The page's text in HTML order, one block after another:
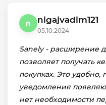
n nigajvadim121
05.10.2024
Sanely - расширение
позволяет получать
покупках. Это удобно,
уведомления
нет необходимости